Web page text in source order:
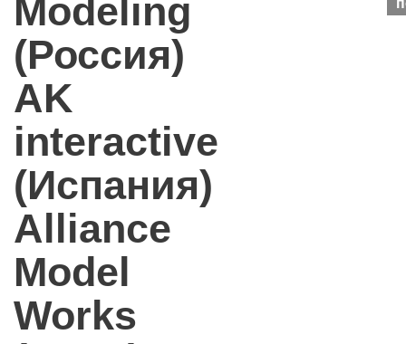
Modeling
(Россия)
AK
interactive
(Испания)
Alliance
Model
Works